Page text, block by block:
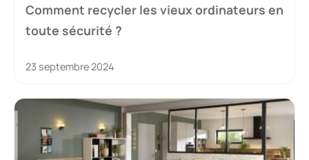
Comment recycler les vieux ordinateurs en
toute sécurité ?
23 septembre 2024